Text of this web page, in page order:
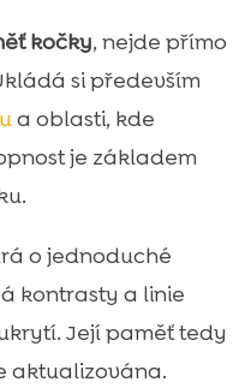
kočky, nejde přímo
si především
a oblasti, kde
je základem
o jednoduché
kontrasty a linie
Její paměť tedy
aktualizována.